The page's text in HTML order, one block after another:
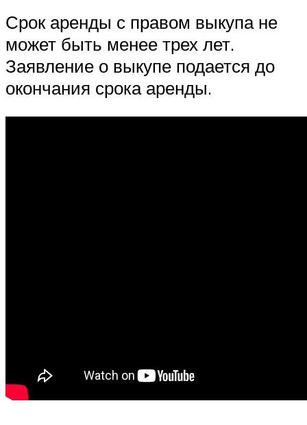
Срок аренды с правом выкупа не
может быть менее трех лет.
Заявление о выкупе подается до
окончания срока аренды.